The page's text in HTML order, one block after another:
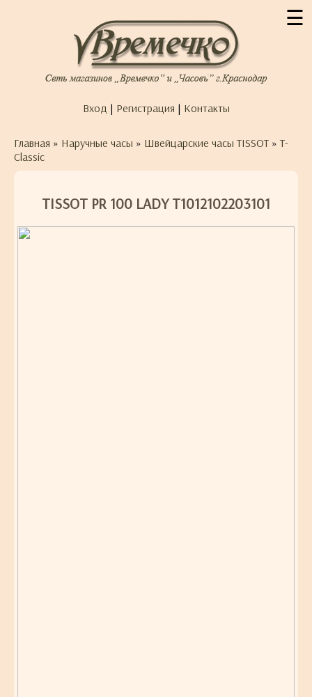
☰
Вход | Регистрация | Контакты
Главная » Наручные часы » Швейцарские часы TISSOT »T-
Classic
TISSOT PR 100 LADY T1012102203101